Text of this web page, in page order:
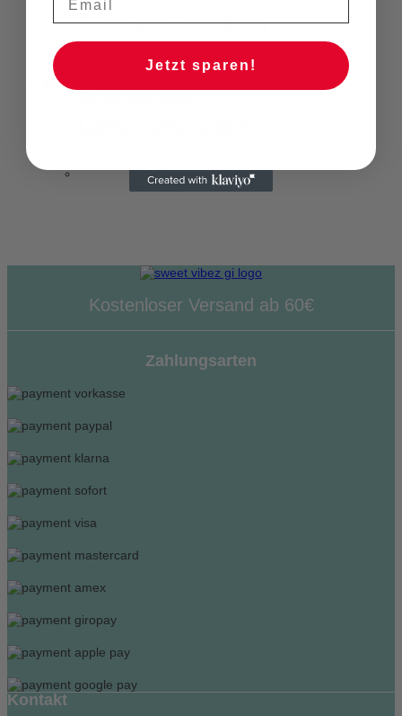
Twizzlers Strawberry
Kostenloser Versand ab 60€
Zahlungsarten
Kontakt
Jetzt sparen!